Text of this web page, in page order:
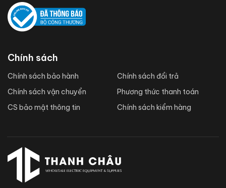
Chính sách
Chính sách bảo hành
Chính sách vận chuyển
CS bảo mật thông tin
Chính sách đổi trả
Phương thức thanh toán
Chính sách kiểm hàng